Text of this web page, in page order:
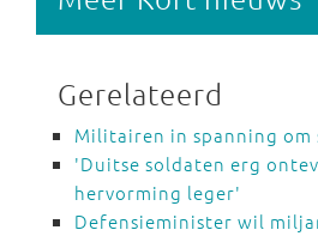
Gerelateerd
Militairen in spanning om
'Duitse soldaten erg
hervorming leger'
Defensieminister wil